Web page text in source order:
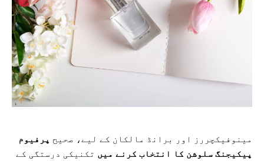
مینوفیکچررز اور برانڈ مالکان کے لیے، صحیح پرفیوم
پیکیجنگ سلوشن کا انتخاب کرنے میں تکنیکی درستگی کے